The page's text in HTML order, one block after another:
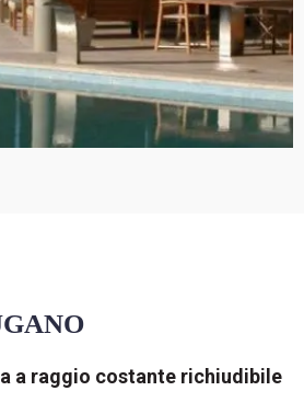
a raggio costante richiudibile